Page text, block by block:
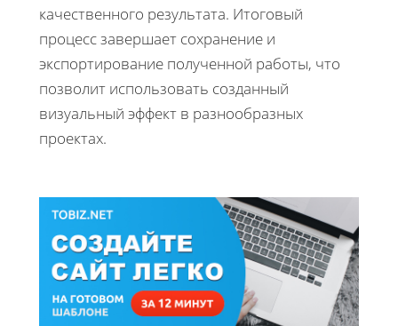
качественного результата. Итоговый
процесс завершает сохранение и
экспортирование полученной работы, что
позволит использовать созданный
визуальный эффект в разнообразных
проектах.